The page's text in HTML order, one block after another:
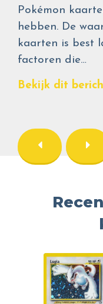
Pokémon
hebben. De
kaarten is best
factoren die…
Bekijk dit